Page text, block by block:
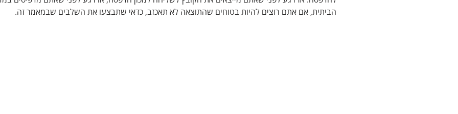
הביתית, אם אתם רוצים להיות בטוחים שהתוצאה לא תאכזב, כדאי שתבצעו את השלבים שבמאמר זה.